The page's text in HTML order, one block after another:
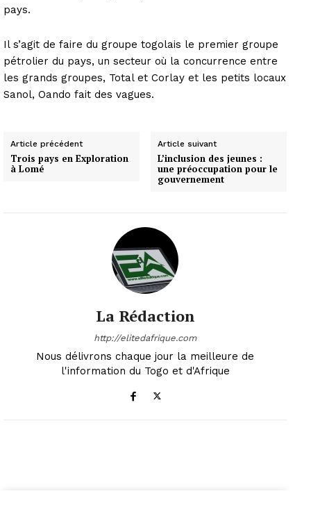
pays.
Il s’agit de faire du groupe togolais le premier groupe
pétrolier du pays, un secteur où la concurrence entre
les grands groupes, Total et Corlay et les petits locaux
Sanol, Oando fait des vagues.
Article précédent
Trois pays en Exploration
à Lomé
Article suivant
L’inclusion des jeunes :
une préoccupation pour le
gouvernement
La Rédaction
http://elitedafrique.com
Nous délivrons chaque jour la meilleure de
l'information du Togo et d'Afrique